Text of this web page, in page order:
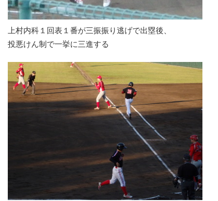
上村内科１回表１番が三振振り逃げで出塁後、
投悪けん制で一挙に三進する